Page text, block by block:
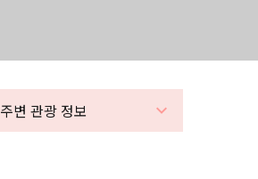
주변 관광 정보